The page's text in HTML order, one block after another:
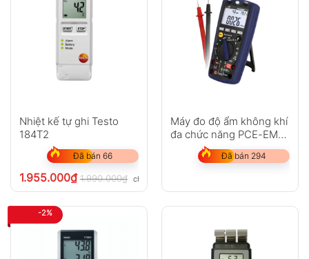
Nhiệt kế tự ghi Testo
184T2
Đã bán 66
1.955.000₫ 1.990.000₫ chưa VAT 8%
Máy đo độ ẩm không khí
đa chức năng PCE-EM
Đã bán 294
-2%